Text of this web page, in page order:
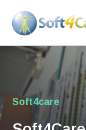
contenido
Soft4care